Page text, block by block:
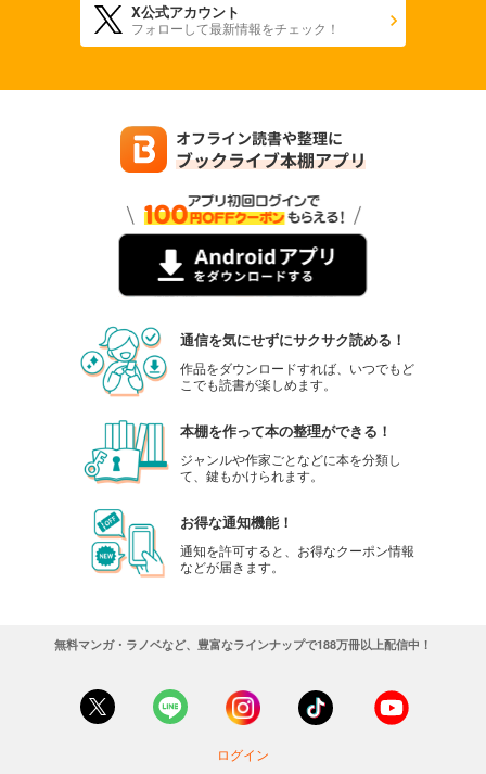
X公式アカウント
フォローして最新情報をチェック！
通信を気にせずにサクサク読める！
作品をダウンロードすれば、いつでもど
こでも読書が楽しめます。
本棚を作って本の整理ができる！
ジャンルや作家ごとなどに本を分類し
て、鍵もかけられます。
お得な通知機能！
通知を許可すると、お得なクーポン情報
などが届きます。
無料マンガ・ラノベなど、豊富なラインナップで188万冊以上配信中！
ログイン